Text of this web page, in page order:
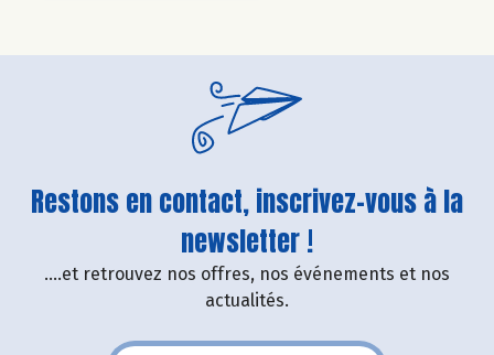
Restons en contact, inscrivez-vous à la
newsletter !
....et retrouvez nos offres, nos événements et nos
actualités.